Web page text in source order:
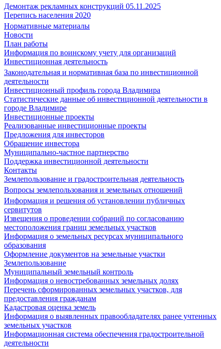
Демонтаж рекламных конструкций 05.11.2025
Перепись населения 2020
Нормативные материалы
Новости
План работы
Информация по воинскому учету для организаций
Инвестиционная деятельность
Законодательная и нормативная база по инвестиционной
деятельности
Инвестиционный профиль города Владимира
Статистические данные об инвестиционной деятельности в
городе Владимире
Инвестиционные проекты
Реализованные инвестиционные проекты
Предложения для инвесторов
Обращение инвестора
Муниципально-частное партнерство
Поддержка инвестиционной деятельности
Контакты
Землепользование и градостроительная деятельность
Вопросы землепользования и земельных отношений
Информация и решения об установлении публичных
сервитутов
Извещения о проведении собраний по согласованию
местоположения границ земельных участков
Информация о земельных ресурсах муниципального
образования
Оформление документов на земельные участки
Землепользование
Муниципальный земельный контроль
Информация о невостребованных земельных долях
Перечень сформированных земельных участков, для
предоставления гражданам
Кадастровая оценка земель
Информация о выявленных правообладателях ранее учтенных
земельных участков
Информационная система обеспечения градостроительной
деятельности